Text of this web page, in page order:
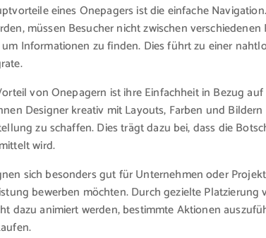
eines Onepagers ist die einfache
müssen Besucher nicht zwischen
Informationen zu finden. Dies führt zu einer
von Onepagern ist ihre Einfachheit in Bezug
Designer kreativ mit Layouts, Farben und
zu schaffen. Dies trägt dazu bei, dass die
wird.
sich besonders gut für Unternehmen oder
bewerben möchten. Durch gezielte
dazu animiert werden, bestimmte Aktionen